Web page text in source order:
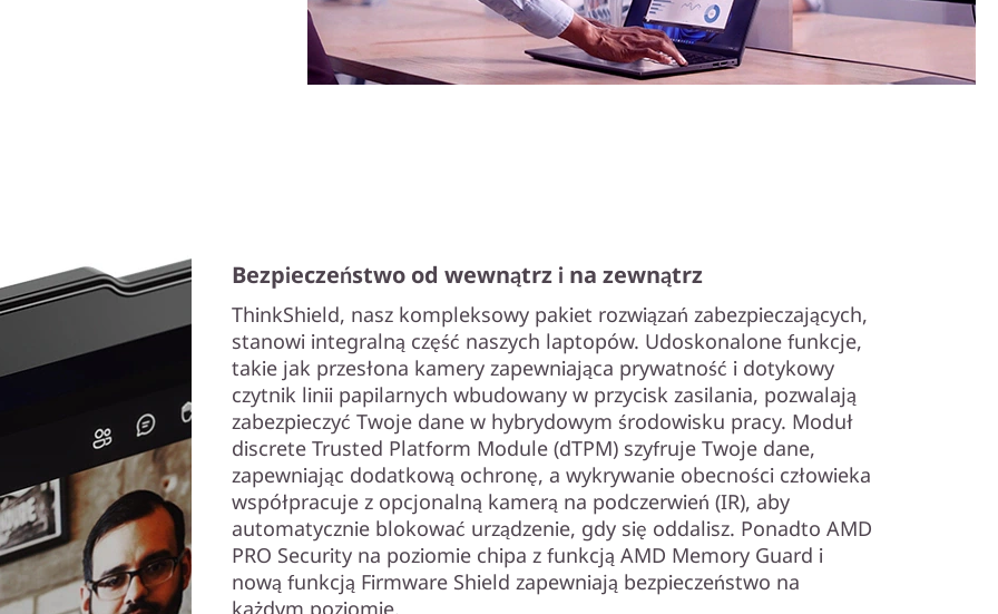
Bezpieczeństwo od wewnątrz i na zewnątrz
ThinkShield, nasz kompleksowy pakiet rozwiązań zabezpieczających,
stanowi integralną część naszych laptopów. Udoskonalone funkcje,
takie jak przesłona kamery zapewniająca prywatność i dotykowy
czytnik linii papilarnych wbudowany w przycisk zasilania, pozwalają
zabezpieczyć Twoje dane w hybrydowym środowisku pracy. Moduł
discrete Trusted Platform Module (dTPM) szyfruje Twoje dane,
zapewniając dodatkową ochronę, a wykrywanie obecności człowieka
współpracuje z opcjonalną kamerą na podczerwień (IR), aby
automatycznie blokować urządzenie, gdy się oddalisz. Ponadto AMD
PRO Security na poziomie chipa z funkcją AMD Memory Guard i
nową funkcją Firmware Shield zapewniają bezpieczeństwo na
każdym poziomie.